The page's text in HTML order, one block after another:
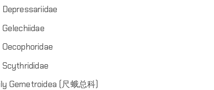
Depressariidae
Gelechiidae
Oecophoridae
Scythrididae
Gemetroidea (尺蛾总科)